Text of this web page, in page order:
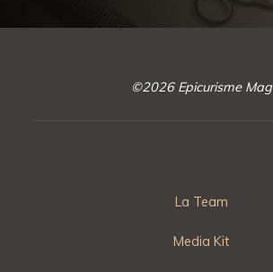
©2026 Epicurisme Mag
La Team
Media Kit